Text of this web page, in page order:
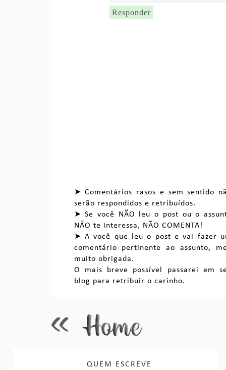
Responder
➤ Comentários rasos e sem sentido
serão respondidos e retribuídos.
➤ Se você NÃO leu o post ou o
NÃO te interessa, NÃO COMENTA!
➤ A você que leu o post e vai fazer
comentário pertinente ao assunto,
muito obrigada.
O mais breve possível passarei em
blog para retribuir o carinho.
QUEM ESCREVE